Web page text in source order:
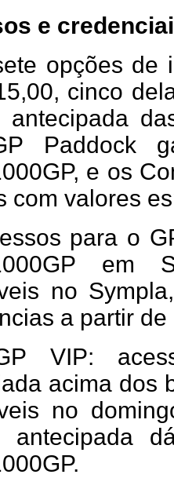
e
opções de
cinco
antecipada
Paddock
e os
com valores
para o
no
a partir de
VIP:
acima dos
no
antecipada